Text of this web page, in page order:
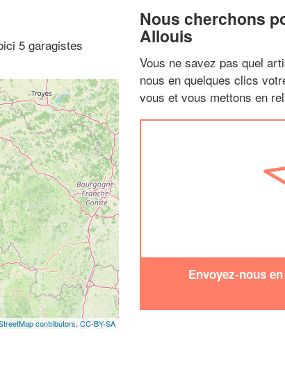
5 garagistes
contributors,CC-BY-SA
Nous cherchons
Allouis
Vous ne savez pas quel
nous en quelques clics
vous et vous mettons en
Envoyez-nous